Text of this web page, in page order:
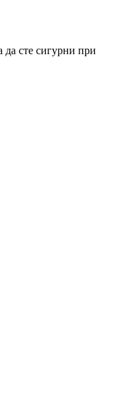
да сте сигурни при